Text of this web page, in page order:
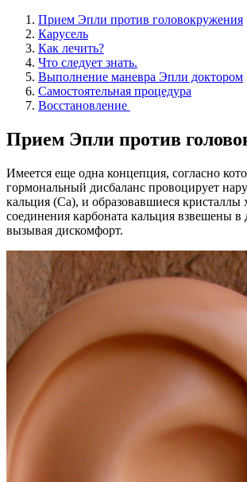
Прием Эпли против головокружения
Карусель
Как лечить?
Что следует знать.
Выполнение маневра Эпли доктором
Самостоятельная процедура
Восстановление
Прием Эпли против
Имеется еще одна концепция, согласно
гормональный дисбаланс провоцирует
кальция (Са), и образовавшиеся кристаллы
соединения карбоната кальция взвешены
вызывая дискомфорт.